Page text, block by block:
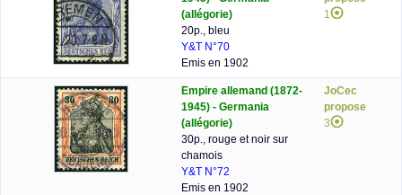
(allégorie)
20p., bleu
Y&T N°70
Emis en 1902
1
Empire allemand (1872-
1945) - Germania
(allégorie)
30p., rouge et noir sur
chamois
Y&T N°72
Emis en 1902
JoCec
propose
3